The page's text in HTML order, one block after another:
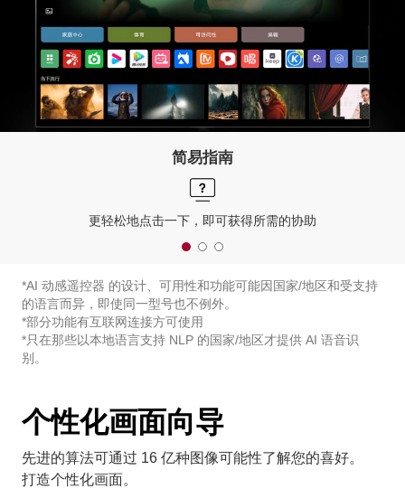
简易指南
更轻松地点击一下，即可获得所需的协助
*AI 动感遥控器 的设计、可用性和功能可能因国家/地区和受支持
的语言而异，即使同一型号也不例外。
*部分功能有互联网连接方可使用
*只在那些以本地语言支持 NLP 的国家/地区才提供 AI 语音识
别。
个性化画面向导
先进的算法可通过 16 亿种图像可能性了解您的喜好。
打造个性化画面。